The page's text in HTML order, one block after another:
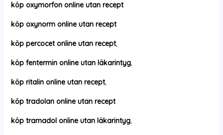
köp oxymorfon online utan recept
köp oxynorm online utan recept
köp percocet online utan recept,
köp fentermin online utan läkarintyg,
köp ritalin online utan recept,
köp tradolan online utan recept
köp tramadol online utan läkarintyg,